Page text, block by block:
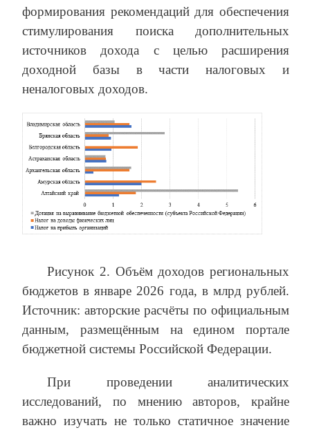
формирования рекомендаций для обеспечения
стимулирования поиска дополнительных
источников дохода с целью расширения
доходной базы в части налоговых и
неналоговых доходов.
Рисунок 2. Объём доходов региональных
бюджетов в январе 2026 года, в млрд рублей.
Источник: авторские расчёты по официальным
данным, размещённым на едином портале
бюджетной системы Российской Федерации.
При проведении аналитических
исследований, по мнению авторов, крайне
важно изучать не только статичное значение